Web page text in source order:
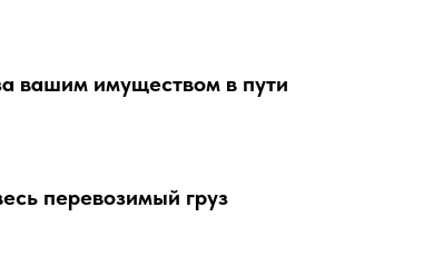
вашим имуществом в пути
перевозимый груз